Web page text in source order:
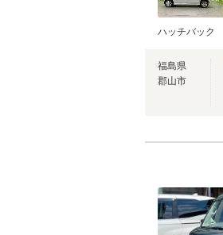
ハッチバック
福島県
郡山市